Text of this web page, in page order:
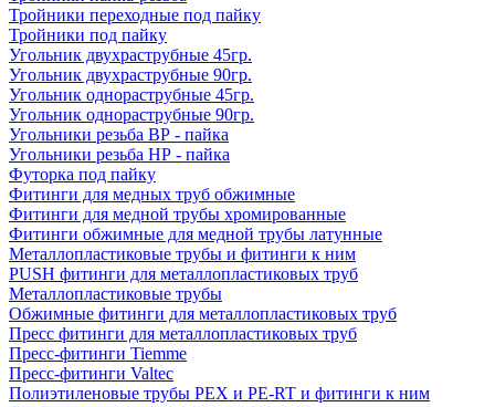
Тройники переходные под пайку
Тройники под пайку
Угольник двухраструбные 45гр.
Угольник двухраструбные 90гр.
Угольник однораструбные 45гр.
Угольник однораструбные 90гр.
Угольники резьба ВР - пайка
Угольники резьба НР - пайка
Футорка под пайку
Фитинги для медных труб обжимные
Фитинги для медной трубы хромированные
Фитинги обжимные для медной трубы латунные
Металлопластиковые трубы и фитинги к ним
PUSH фитинги для металлопластиковых труб
Металлопластиковые трубы
Обжимные фитинги для металлопластиковых труб
Пресс фитинги для металлопластиковых труб
Пресс-фитинги Tiemme
Пресс-фитинги Valtec
Полиэтиленовые трубы PEX и PE-RT и фитинги к ним